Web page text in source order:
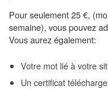
Pour seulement 25 €,
semaine), vous pouvez
Vous aurez également:
Votre mot lié à votre
Un certificat